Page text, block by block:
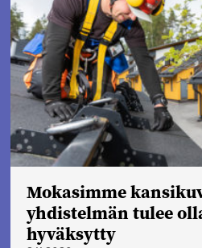
Mokasimme
yhdistelmän tulee
hyväksytty